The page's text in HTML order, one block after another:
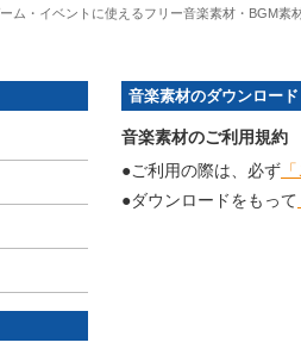
ム・イベントに使えるフリー音楽素材・BGM素
音楽素材のダウンロード
音楽素材のご利用規約
●ご利用の際は、必ず
●ダウンロードをもって